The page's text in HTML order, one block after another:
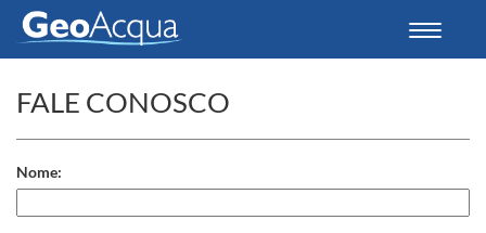
Toggle
FALE CONOSCO
Nome: